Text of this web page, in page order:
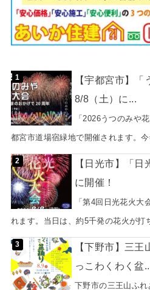
【宇都宮市】
8/8（土）に...
「2026うつのみや
都宮市道場宿緑地で開催されます。
【日光市】「日
に開催！
「第4回日光花火大
れます。当日は、約5千発の花火が打
【下野市】三
っこわくわく盆
下野市の三王山ふ